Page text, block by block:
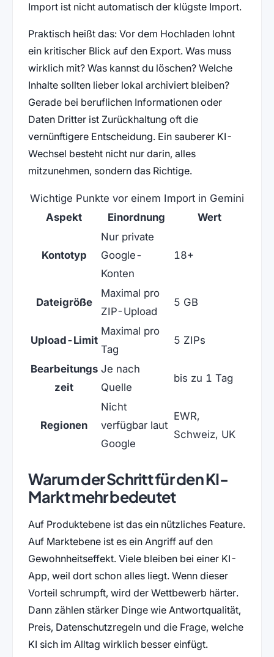
Import ist nicht automatisch der klügste Import.
Praktisch heißt das: Vor dem Hochladen lohnt
ein kritischer Blick auf den Export. Was muss
wirklich mit? Was kannst du löschen? Welche
Inhalte sollten lieber lokal archiviert bleiben?
Gerade bei beruflichen Informationen oder
Daten Dritter ist Zurückhaltung oft die
vernünftigere Entscheidung. Ein sauberer KI-
Wechsel besteht nicht nur darin, alles
mitzunehmen, sondern das Richtige.
Wichtige Punkte vor einem Import in Gemini
Aspekt
Einordnung Wert
Kontotyp
Nur private
Google-
Konten
18+
Dateigröße
Maximal pro
ZIP-Upload
5 GB
Upload-Limit
Maximal pro
Tag
5 ZIPs
Bearbeitungs
zeit
Je nach
Quelle
bis zu 1 Tag
Regionen
Nicht
verfügbar laut
Google
EWR,
Schweiz, UK
Warum der Schritt für den KI-
Markt mehr bedeutet
Auf Produktebene ist das ein nützliches Feature.
Auf Marktebene ist es ein Angriff auf den
Gewohnheitseffekt. Viele bleiben bei einer KI-
App, weil dort schon alles liegt. Wenn dieser
Vorteil schrumpft, wird der Wettbewerb härter.
Dann zählen stärker Dinge wie Antwortqualität,
Preis, Datenschutzregeln und die Frage, welche
KI sich im Alltag wirklich besser einfügt.